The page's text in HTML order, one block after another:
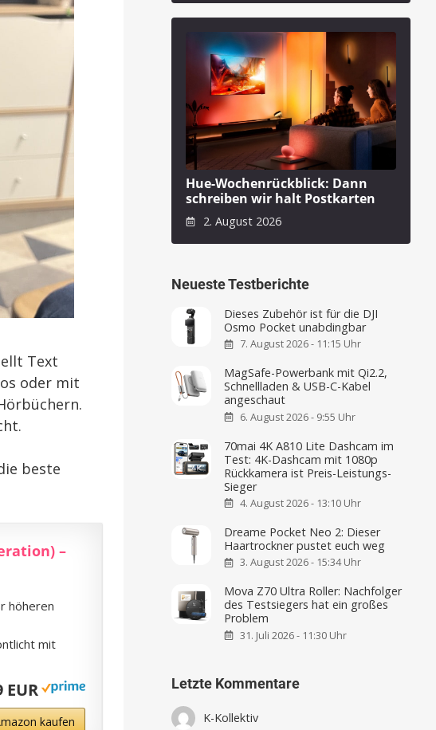
Text
oder mit
beste
–
höheren
mit
EUR
kaufen
Hue-Wochenrückblick: Dann
schreiben wir halt Postkarten
2. August 2026
Neueste Testberichte
Dieses Zubehör ist für die DJI
Osmo Pocket unabdingbar
7. August 2026 - 11:15 Uhr
MagSafe-Powerbank mit Qi2.2,
Schnellladen & USB-C-Kabel
angeschaut
6. August 2026 - 9:55 Uhr
70mai 4K A810 Lite Dashcam im
Test: 4K-Dashcam mit 1080p
Rückkamera ist Preis-Leistungs-
Sieger
4. August 2026 - 13:10 Uhr
Dreame Pocket Neo 2: Dieser
Haartrockner pustet euch weg
3. August 2026 - 15:34 Uhr
Mova Z70 Ultra Roller: Nachfolger
des Testsiegers hat ein großes
Problem
31. Juli 2026 - 11:30 Uhr
Letzte Kommentare
K-Kollektiv